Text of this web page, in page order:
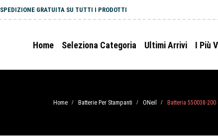
SPEDIZIONE GRATUITA SU TUTTI I PRODOTTI
Home Seleziona Categoria Ultimi Arrivi I Più
Home / Batterie Per Stampanti / ONeil / Batteria 550038-200